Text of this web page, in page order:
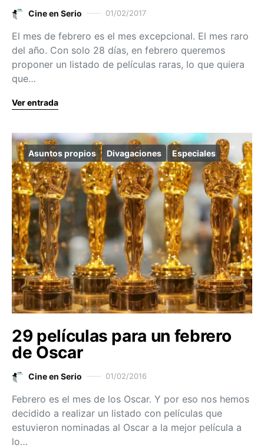
Cine en Serio 01/02/2017
El mes de febrero es el mes excepcional. El mes raro
del año. Con solo 28 días, en febrero queremos
proponer un listado de películas raras, lo que quiera
que…
Ver entrada
Asuntos propios Divagaciones Especiales
29 películas para un febrero
de Oscar
Cine en Serio 01/02/2016
Febrero es el mes de los Oscar. Y por eso nos hemos
decidido a realizar un listado con películas que
estuvieron nominadas al Oscar a la mejor película a
lo…